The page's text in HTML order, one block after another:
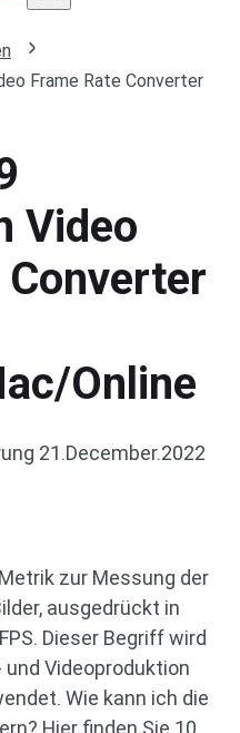
Frame Rate Converter
Video
Converter
Online
21.December.2022
zur Messung der
ausgedrückt in
Dieser Begriff wird
Videoproduktion
Wie kann ich die
Hier finden Sie 10